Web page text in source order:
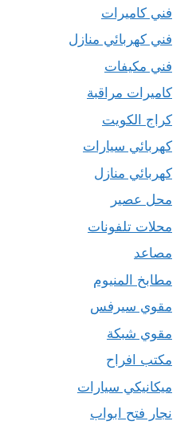
فني كاميرات
فني كهربائي منازل
فني مكيفات
كاميرات مراقبة
كراج الكويت
كهربائي سيارات
كهربائي منازل
محل عصير
محلات تلفونات
مصاعد
مطابخ المنيوم
مقوي سيرفس
مقوي شبكة
مكتب افراح
ميكانيكي سيارات
نجار فتح ابواب